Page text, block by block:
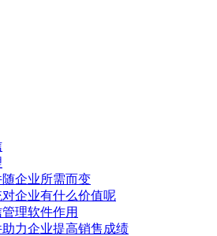
企业所需而变
企业有什么价值呢
理软件作用
力企业提高销售成绩